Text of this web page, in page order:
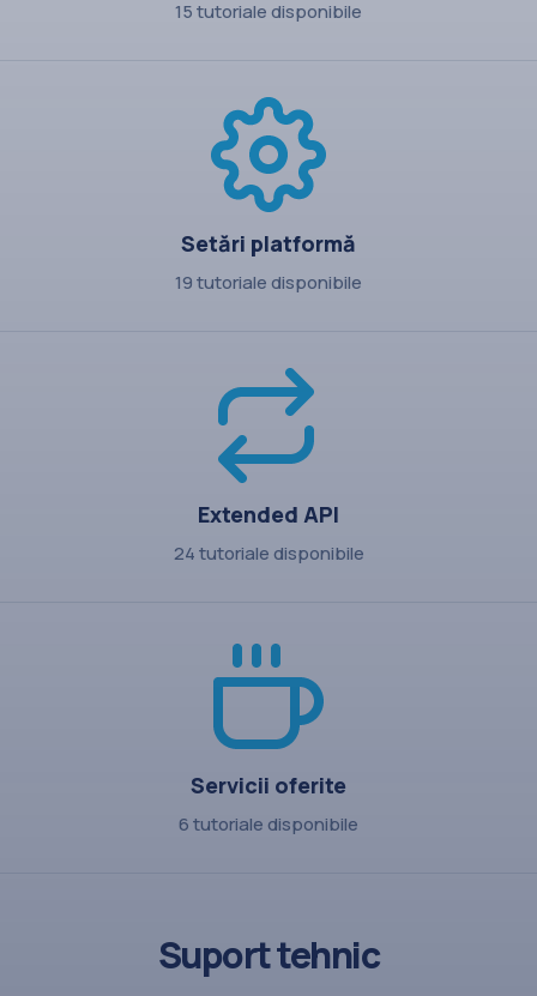
15 tutoriale disponibile
Setări platformă
19 tutoriale disponibile
Extended API
24 tutoriale disponibile
Servicii oferite
6 tutoriale disponibile
Suport tehnic